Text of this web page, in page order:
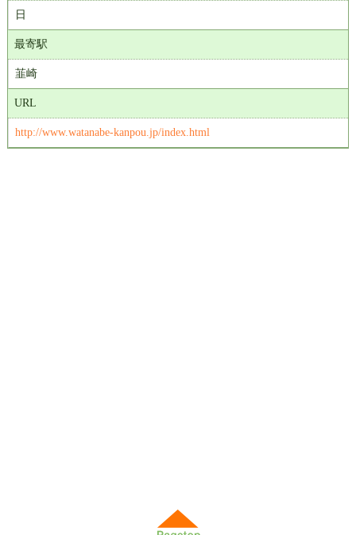
日
最寄駅
韮崎
URL
http://www.watanabe-kanpou.jp/index.html